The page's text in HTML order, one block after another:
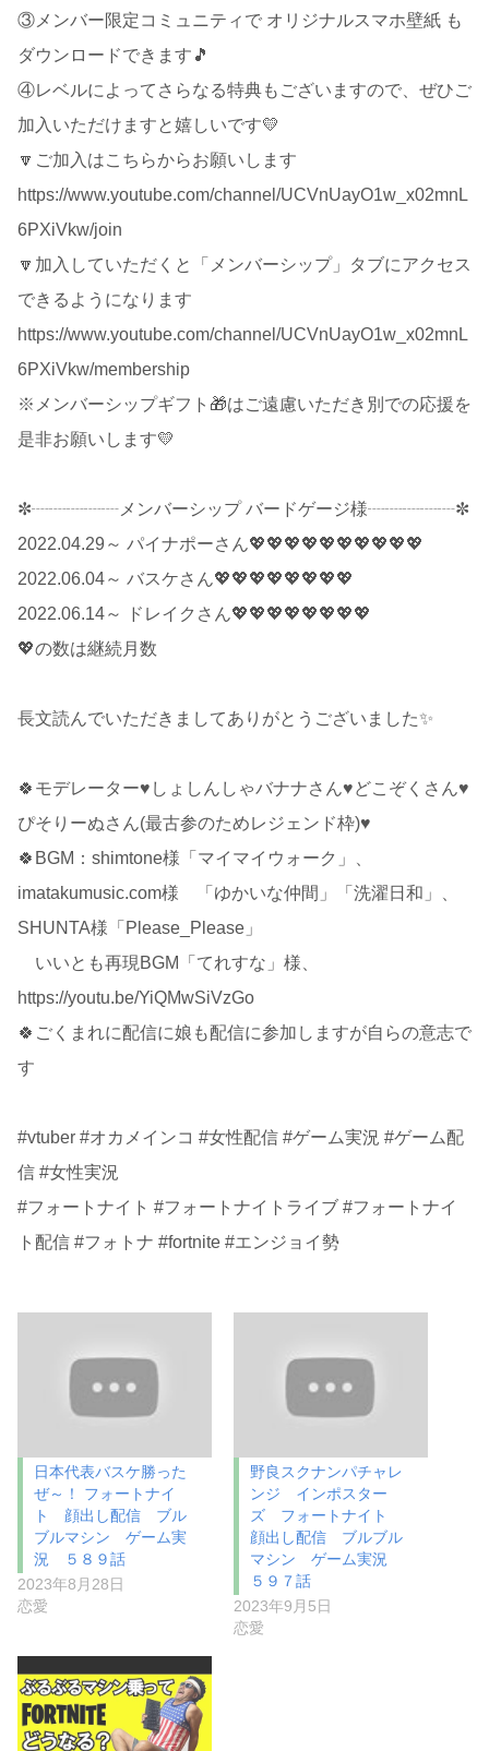
③メンバー限定コミュニティで オリジナルスマホ壁紙 も
ダウンロードできます🎵
④レベルによってさらなる特典もございますので、ぜひご
加入いただけますと嬉しいです💛
🔽ご加入はこちらからお願いします
https://www.youtube.com/channel/UCVnUayO1w_x02mnL
6PXiVkw/join
🔽加入していただくと「メンバーシップ」タブにアクセス
できるようになります
https://www.youtube.com/channel/UCVnUayO1w_x02mnL
6PXiVkw/membership
※メンバーシップギフト🎁はご遠慮いただき別での応援を
是非お願いします💛
✼┈┈┈┈┈メンバーシップ バードゲージ様┈┈┈┈┈✼
2022.04.29～ パイナポーさん💖💖💖💖💖💖💖💖💖💖
2022.06.04～ バスケさん💖💖💖💖💖💖💖💖
2022.06.14～ ドレイクさん💖💖💖💖💖💖💖💖
💖の数は継続月数
長文読んでいただきましてありがとうございました✨
🍀モデレーター♥しょしんしゃバナナさん♥どこぞくさん♥
ぴそりーぬさん(最古参のためレジェンド枠)♥
🍀BGM：shimtone様「マイマイウォーク」、
imatakumusic.com様 「ゆかいな仲間」「洗濯日和」、
SHUNTA様「Please_Please」
いいとも再現BGM「てれすな」様、
https://youtu.be/YiQMwSiVzGo
🍀ごくまれに配信に娘も配信に参加しますが自らの意志で
す
#vtuber #オカメインコ #女性配信 #ゲーム実況 #ゲーム配
信 #女性実況
#フォートナイト #フォートナイトライブ #フォートナイ
ト配信 #フォトナ #fortnite #エンジョイ勢
日本代表バスケ勝った
ぜ～！ フォートナイ
ト 顔出し配信 ブル
ブルマシン ゲーム実
況 ５８９話
2023年8月28日
恋愛
野良スクナンパチャレ
ンジ インポスター
ズ フォートナイト
顔出し配信 ブルブル
マシン ゲーム実況
５９７話
2023年9月5日
恋愛